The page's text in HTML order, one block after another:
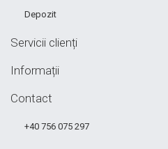
Depozit
Servicii clienți
Informații
Contact
+40 756 075 297